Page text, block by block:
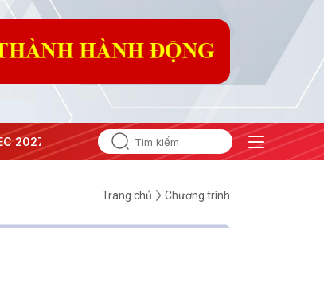
#Đưa Nghị quyết thành hành động
Trang chủ Chương trình